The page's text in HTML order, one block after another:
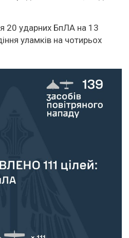
20 ударних БпЛА на 13
уламків на чотирьох